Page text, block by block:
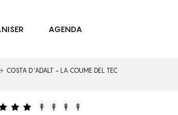
AGENDA
COSTA D'ADALT - LA COUME DEL TEC